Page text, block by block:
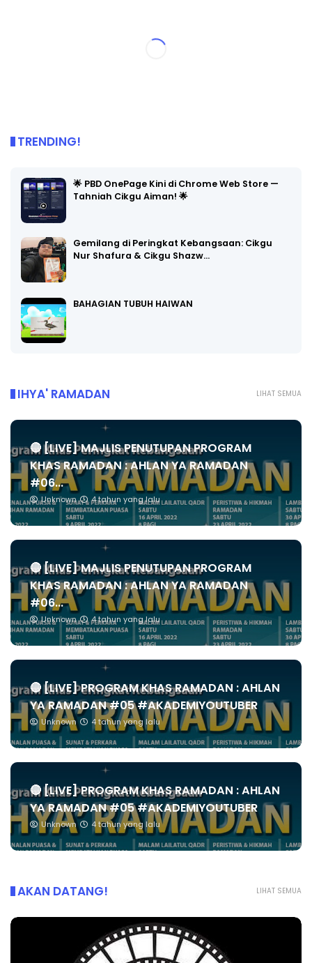
TRENDING!
🌟 PBD OnePage Kini di Chrome Web Store —
Tahniah Cikgu Aiman! 🌟
Gemilang di Peringkat Kebangsaan: Cikgu
Nur Shafura & Cikgu Shazw…
BAHAGIAN TUBUH HAIWAN
LIHAT SEMUA
IHYA' RAMADAN
🔴 [LIVE] MAJLIS PENUTUPAN PROGRAM
KHAS RAMADAN : AHLAN YA RAMADAN
#06...
Unknown 4 tahun yang lalu
🔴 [LIVE] MAJLIS PENUTUPAN PROGRAM
KHAS RAMADAN : AHLAN YA RAMADAN
#06...
Unknown 4 tahun yang lalu
🔴 [LIVE] PROGRAM KHAS RAMADAN : AHLAN
YA RAMADAN #05 #AKADEMIYOUTUBER
Unknown 4 tahun yang lalu
🔴 [LIVE] PROGRAM KHAS RAMADAN : AHLAN
YA RAMADAN #05 #AKADEMIYOUTUBER
Unknown 4 tahun yang lalu
LIHAT SEMUA
AKAN DATANG!